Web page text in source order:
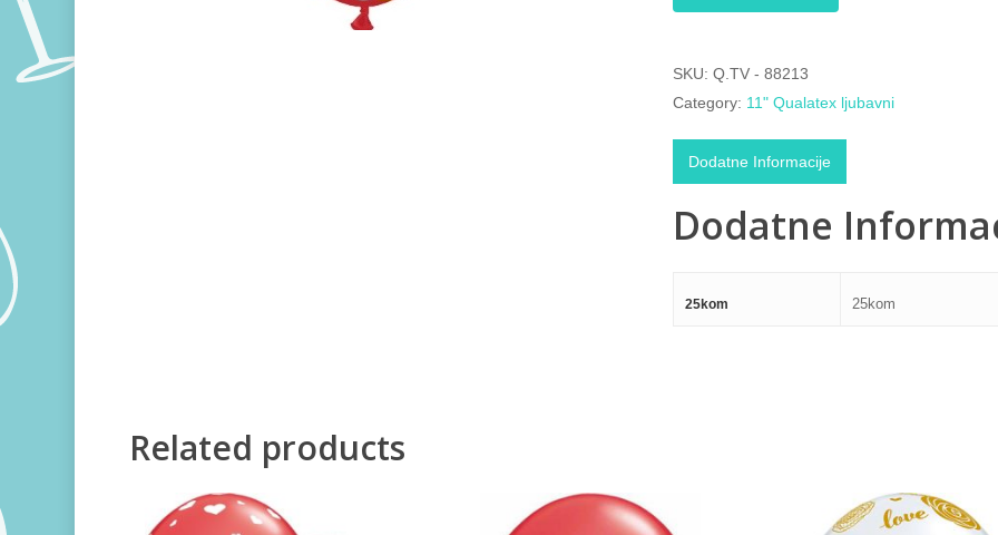
SKU: Q.TV - 88213
Category: 11" Qualatex ljubavni
Dodatne Informacije
Dodatne
25kom 25kom
Related products